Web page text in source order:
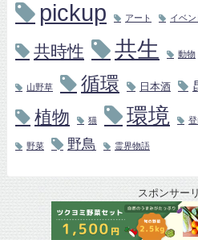
pickup アート イベン
共時性 共生 動物
山野草 循環 日本酒
植物 猫 環境 登
野菜 野鳥 霊界物語
スポンサー